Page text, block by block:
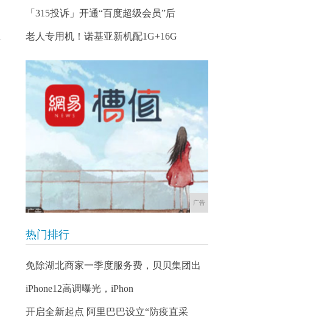
「315投诉」开通“百度超级会员”后
老人专用机！诺基亚新机配1G+16G
广告
热门排行
免除湖北商家一季度服务费，贝贝集团出
iPhone12高调曝光，iPhon
开启全新起点 阿里巴巴设立“防疫直采